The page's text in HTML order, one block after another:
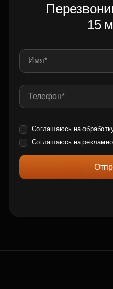
15
Соглашаюсь на
Соглашаюсь на